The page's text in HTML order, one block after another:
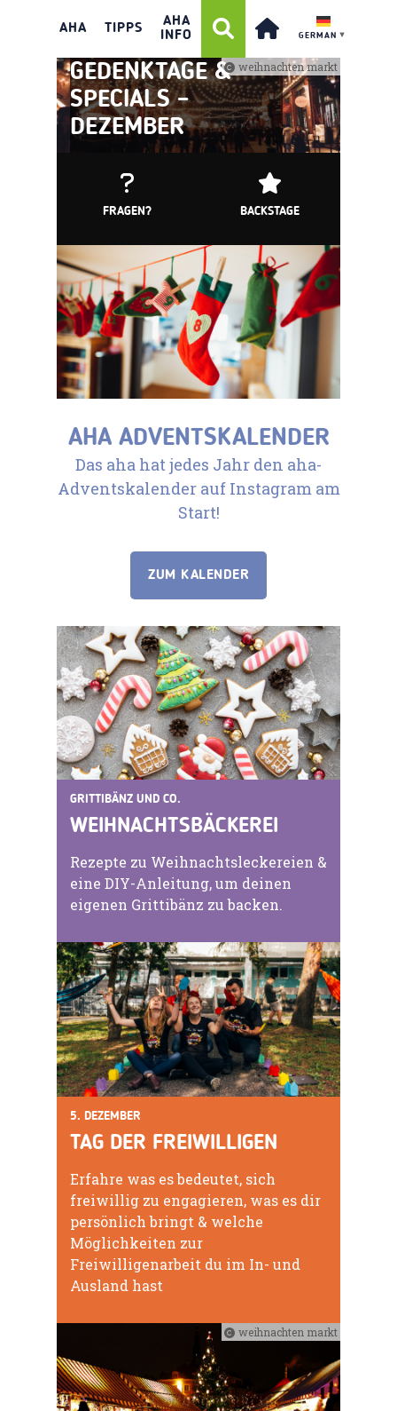
AHA TIPPS
AHA
INFO
GERMAN ▼
weihnachten markt
GEDENKTAGE &
SPECIALS –
DEZEMBER
FRAGEN? BACKSTAGE
AHA ADVENTSKALENDER
Das aha hat jedes Jahr den aha-
Adventskalender auf Instagram am
Start!
ZUM KALENDER
GRITTIBÄNZ UND CO.
WEIHNACHTSBÄCKEREI
Rezepte zu Weihnachtsleckereien &
eine DIY-Anleitung, um deinen
eigenen Grittibänz zu backen.
5. DEZEMBER
TAG DER FREIWILLIGEN
Erfahre was es bedeutet, sich
freiwillig zu engagieren, was es dir
persönlich bringt & welche
Möglichkeiten zur
Freiwilligenarbeit du im In- und
Ausland hast
weihnachten markt